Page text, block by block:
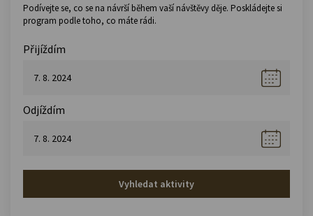
Podívejte se, co se na návrší během vaší návštěvy děje. Poskládejte si
program podle toho, co máte rádi.
Přijíždím
Odjíždím
Vyhledat aktivity